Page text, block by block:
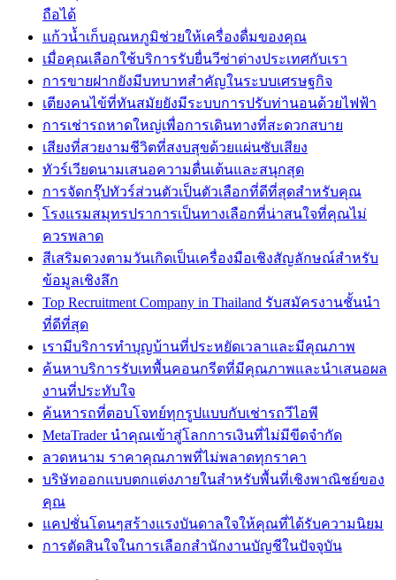
ถือได้
แก้วน้ำเก็บอุณหภูมิช่วยให้เครื่องดื่มของคุณ
เมื่อคุณเลือกใช้บริการรับยื่นวีซ่าต่างประเทศกับเรา
การขายฝากยังมีบทบาทสำคัญในระบบเศรษฐกิจ
เตียงคนไข้ที่ทันสมัยยังมีระบบการปรับท่านอนด้วยไฟฟ้า
การเช่ารถหาดใหญ่เพื่อการเดินทางที่สะดวกสบาย
เสียงที่สวยงามชีวิตที่สงบสุขด้วยแผ่นซับเสียง
ทัวร์เวียดนามเสนอความตื่นเต้นและสนุกสุด
การจัดกรุ๊ปทัวร์ส่วนตัวเป็นตัวเลือกที่ดีที่สุดสำหรับคุณ
โรงแรมสมุทรปราการเป็นทางเลือกที่น่าสนใจที่คุณไม่
ควรพลาด
สีเสริมดวงตามวันเกิดเป็นเครื่องมือเชิงสัญลักษณ์สำหรับ
ข้อมูลเชิงลึก
Top Recruitment Company in Thailand รับสมัครงานชั้นนำ
ที่ดีที่สุด
เรามีบริการทำบุญบ้านที่ประหยัดเวลาและมีคุณภาพ
ค้นหาบริการรับเทพื้นคอนกรีตที่มีคุณภาพและนำเสนอผล
งานที่ประทับใจ
ค้นหารถที่ตอบโจทย์ทุกรูปแบบกับเช่ารถวีไอพี
MetaTrader นำคุณเข้าสู่โลกการเงินที่ไม่มีขีดจำกัด
ลวดหนาม ราคาคุณภาพที่ไม่พลาดทุกราคา
บริษัทออกแบบตกแต่งภายในสำหรับพื้นที่เชิงพาณิชย์ของ
คุณ
แคปชั่นโดนๆสร้างแรงบันดาลใจให้คุณที่ได้รับความนิยม
การตัดสินใจในการเลือกสำนักงานบัญชีในปัจจุบัน